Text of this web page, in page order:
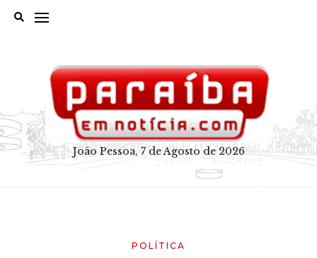
João Pessoa, 7 de Agosto de 2026
POLÍTICA